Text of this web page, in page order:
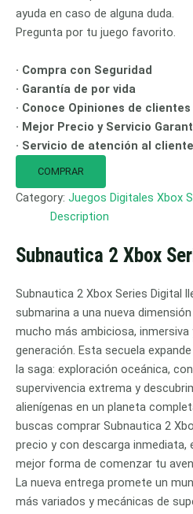
ayuda en caso de alguna duda.
Pregunta por tu juego favorito.
· Compra con Seguridad
· Garantía de por vida
· Conoce Opiniones de
· Mejor Precio y Servicio
· Servicio de atención al cliente
COMPRAR
Category: Juegos Digitales Xbox
Description
Subnautica 2 Xbox
Subnautica 2 Xbox Series Digital
submarina a una nueva
mucho más ambiciosa,
generación. Esta secuela
la saga: exploración oceánica,
supervivencia extrema y
alienígenas en un planeta
buscas comprar Subnautica 2
precio y con descarga inmediata,
mejor forma de comenzar tu
La nueva entrega promete un
más variados y mecánicas de